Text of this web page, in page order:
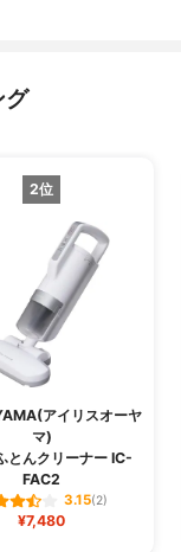
グ
2位
アイリスオーヤ
マ)
とんクリーナー IC-
FAC2
3.15(2)
¥7,480